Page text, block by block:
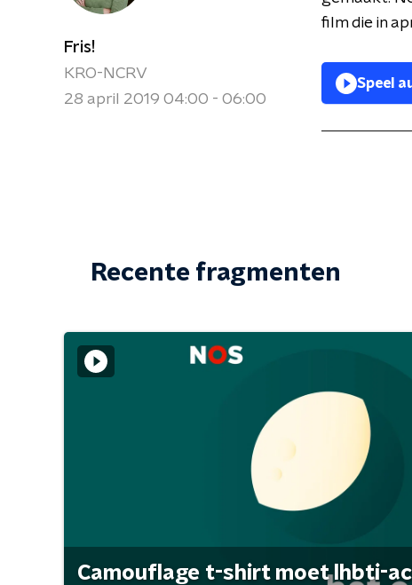
Fris!
KRO-NCRV
28 april 2019 04:00 - 06:00
film die in
Speel
Recente fragmenten
Camouflage t-shirt moet lhbti-